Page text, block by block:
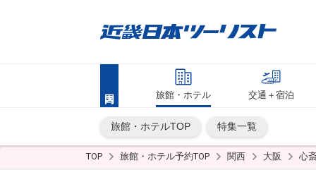
旅館・ホテル 交通＋宿泊
旅館・ホテルTOP 特集一覧
TOP 旅館・ホテル予約TOP 関西 大阪 心